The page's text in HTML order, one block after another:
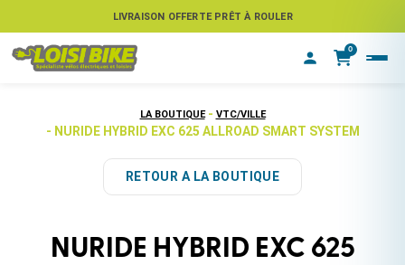
LIVRAISON OFFERTE PRÊT À ROULER
ASSUREZ VOTRE VÉLO CONTRE LE VOL
0
LA BOUTIQUE - VTC/VILLE
- NURIDE HYBRID EXC 625 ALLROAD SMART SYSTEM
RETOUR A LA BOUTIQUE
NURIDE HYBRID EXC 625